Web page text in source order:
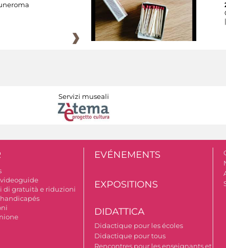
Servizi museali
di gratuità e riduzioni
EVÉNEMENTS
EXPOSITIONS
DIDATTICA
Didactique pour les écoles
Didactique pour tous
Rencontres pour les enseignants et